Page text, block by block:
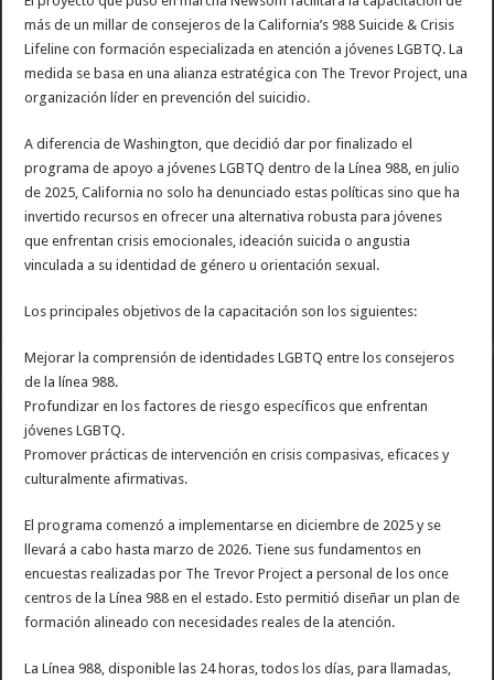
más de un millar de consejeros de la California’s 988 Suicide & Crisis
Lifeline con formación especializada en atención a jóvenes LGBTQ. La
medida se basa en una alianza estratégica con The Trevor Project, una
organización líder en prevención del suicidio.
A diferencia de Washington, que decidió dar por finalizado el
programa de apoyo a jóvenes LGBTQ dentro de la Línea 988, en julio
de 2025, California no solo ha denunciado estas políticas sino que ha
invertido recursos en ofrecer una alternativa robusta para jóvenes
que enfrentan crisis emocionales, ideación suicida o angustia
vinculada a su identidad de género u orientación sexual.
Los principales objetivos de la capacitación son los siguientes:
Mejorar la comprensión de identidades LGBTQ entre los consejeros
de la línea 988.
Profundizar en los factores de riesgo específicos que enfrentan
jóvenes LGBTQ.
Promover prácticas de intervención en crisis compasivas, eficaces y
culturalmente afirmativas.
El programa comenzó a implementarse en diciembre de 2025 y se
llevará a cabo hasta marzo de 2026. Tiene sus fundamentos en
encuestas realizadas por The Trevor Project a personal de los once
centros de la Línea 988 en el estado. Esto permitió diseñar un plan de
formación alineado con necesidades reales de la atención.
La Línea 988, disponible las 24 horas, todos los días, para llamadas,